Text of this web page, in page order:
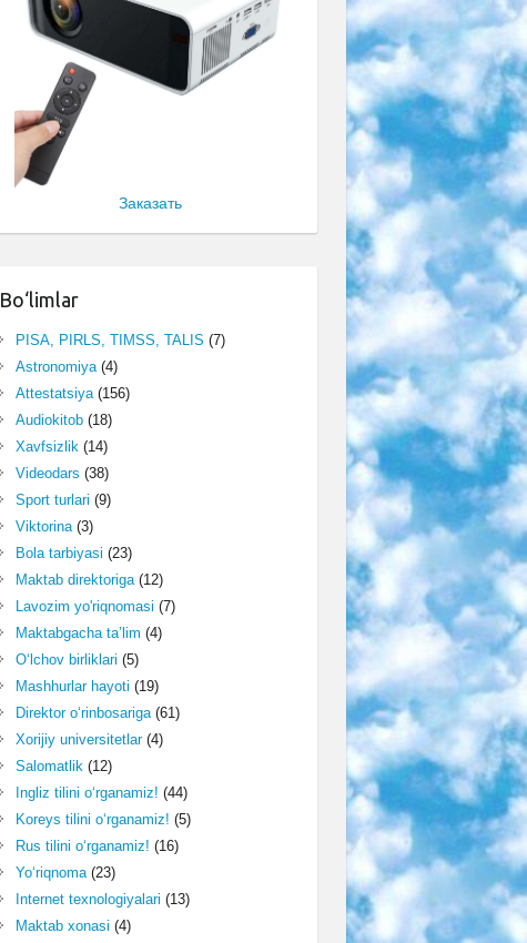
Заказать
Bo‘limlar
PISA, PIRLS, TIMSS, TALIS (7)
Astronomiya(4)
Attestatsiya(156)
Audiokitob(18)
Xavfsizlik(14)
Videodars (38)
Sport turlari (9)
Viktorina(3)
Bola tarbiyasi (23)
Maktab direktoriga(12)
Lavozim yo'riqnomasi (7)
Maktabgacha ta’lim (4)
O‘lchov birliklari (5)
Mashhurlar hayoti (19)
Direktor o‘rinbosariga(61)
Xorijiy universitetlar(4)
Salomatlik(12)
Ingliz tilini o‘rganamiz! (44)
Koreys tilini o‘rganamiz! (5)
Rus tilini o‘rganamiz! (16)
Yo‘riqnoma(23)
Internet texnologiyalari (13)
Maktab xonasi (4)